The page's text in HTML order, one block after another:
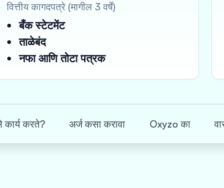
वित्तीय कागदपत्रे (मागील 3 वर्षे)
बँक स्टेटमेंट
ताळेबंद
नफा आणि तोटा पत्रक
कार्य करते? अर्ज कसा करावा Oxyzo का